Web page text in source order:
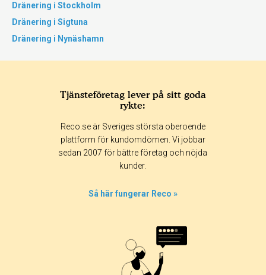
Dränering i Stockholm
Dränering i Sigtuna
Dränering i Nynäshamn
Tjänsteföretag lever på sitt goda
rykte:
Reco.se är Sveriges största oberoende
plattform för kundomdömen. Vi jobbar
sedan 2007 för bättre företag och nöjda
kunder.
Så här fungerar Reco »